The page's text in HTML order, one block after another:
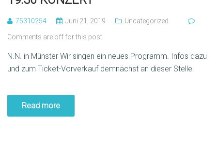
75310254 Juni 21, 2019 Uncategorized
Comments are off for this post
N.N. in Münster Wir singen ein neues Programm. Infos dazu
und zum Ticket-Vorverkauf demnächst an dieser Stelle.
Read more